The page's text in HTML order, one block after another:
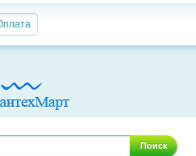
Поиск